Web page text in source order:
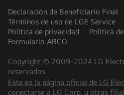
Declaración de Beneficiario Final
Términos de uso de LGE Service
Política de privacidad
Política
Formulario ARCO
Copyright © 2009-2024 LG
reservados
Esta es la página oficial de LG
conectarse a LG Corp. u otras